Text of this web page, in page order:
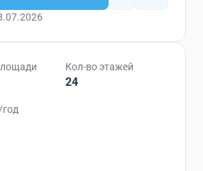
Кол-во этажей
24